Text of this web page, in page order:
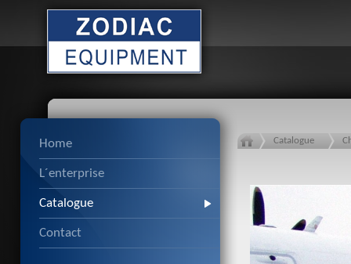
Home
L´enterprise
Catalogue
Contact
Catalogue